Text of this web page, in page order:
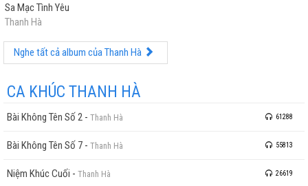
tình
Sa Mạc Tình Yêu
Thanh Hà
Nghe tất cả album của Thanh Hà
CA KHÚC THANH HÀ
Bài Không Tên Số 2 - Thanh Hà 61288
Bài Không Tên Số 7 - Thanh Hà 55813
Niệm Khúc Cuối - Thanh Hà 26619